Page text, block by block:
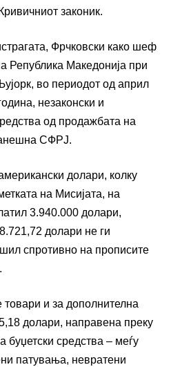
законик.
Фрчковски како шеф
Република Македонија при
во периодот од април
незаконски и
од продажбата на
СФРЈ.
долари, колку
на Мисијата, на
3.940.000 долари,
долари не ги
спротивно на прописите
и за дополнителна
долари, направена преку
буџетски средства – меѓу
патувања, невратени